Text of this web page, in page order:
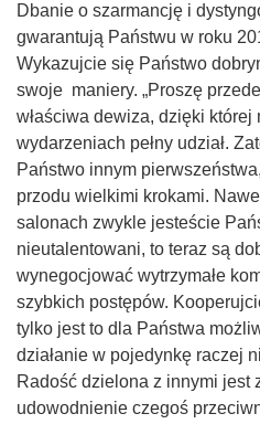
Dbanie o szarmancję i
gwarantują Państwu w roku
Wykazujcie się Państwo
swoje maniery. „Proszę
właściwa dewiza, dzięki
wydarzeniach pełny udział.
Państwo innym
przodu wielkimi krokami.
salonach zwykle jesteście
nieutalentowani, to teraz są
wynegocjować wytrzymałe
szybkich postępów.
tylko jest to dla Państwa
działanie w pojedynkę raczej
Radość dzielona z innymi jest
udowodnienie czegoś